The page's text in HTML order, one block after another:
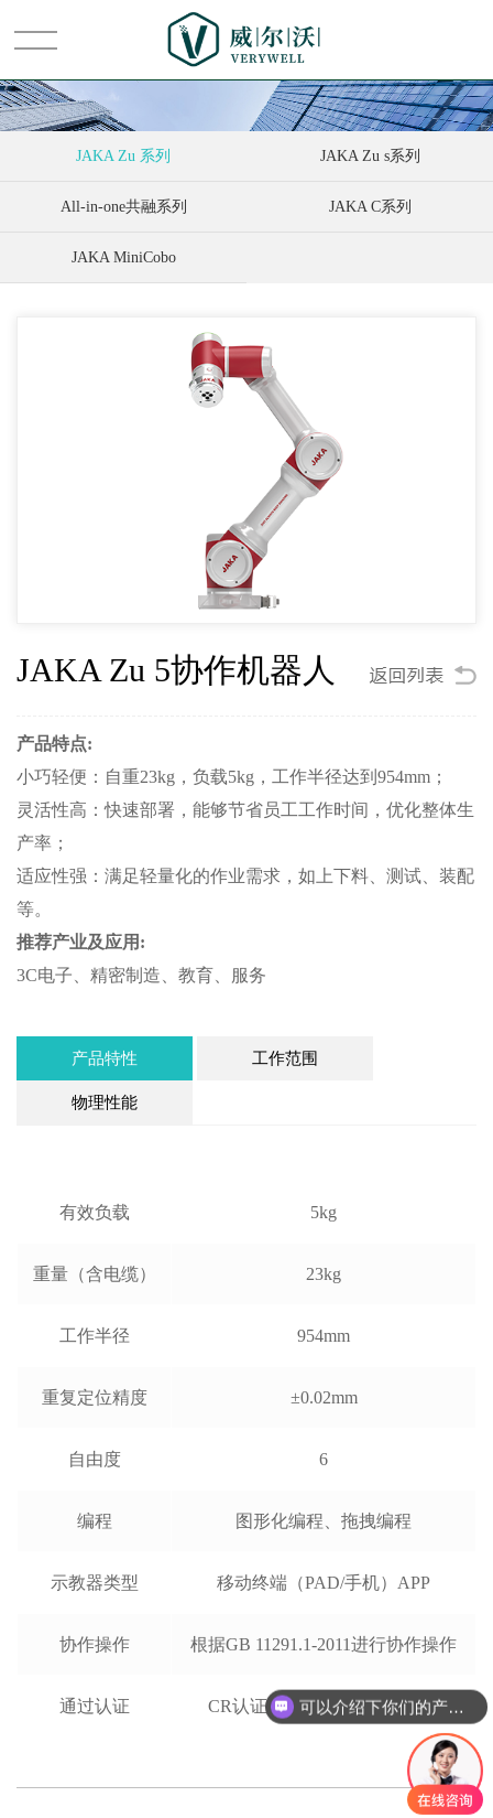
关于我们
系统集成
节卡
JAKA Zu 系列 JAKA Zu s系列
All-in-one共融系列 JAKA C系列
JAKA MiniCobo
JAKA Zu 5协作机器人
产品特点:
小巧轻便：自重23kg，负载5kg，工作半径达到954mm；
灵活性高：快速部署，能够节省员工工作时间，优化整体生
产率；
适应性强：满足轻量化的作业需求，如上下料、测试、装配
等。
推荐产业及应用:
3C电子、精密制造、教育、服务
产品特性 工作范围
物理性能
有效负载 5kg
重量（含电缆） 23kg
工作半径 954mm
重复定位精度 ±0.02mm
自由度 6
编程 图形化编程、拖拽编程
示教器类型 移动终端（PAD/手机）APP
协作操作 根据GB 11291.1-2011进行协作操作
通过认证 CR认证、CE认证、15066认证 可以介绍下你们的产品么